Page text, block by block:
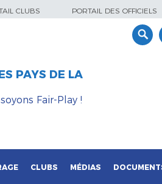
CLUBS PORTAIL DES OFFICIELS
PAYS DE LA
Fair-Play !
CLUBS MÉDIAS